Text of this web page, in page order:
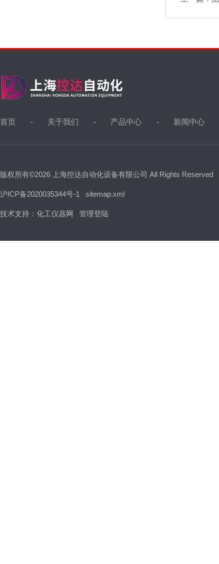
首页 关于我们 产品中心 新闻中心
版权所有©2026 上海控达自动化设备有限公司 All Rights Reserved
沪ICP备2020035344号-1 sitemap.xml
技术支持： 化工仪器网 管理登陆